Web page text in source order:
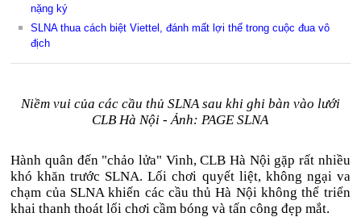
nặng ký
SLNA thua cách biệt Viettel, đánh mất lợi thế trong cuộc đua vô
địch
Niềm vui của các cầu thủ SLNA sau khi ghi bàn vào lưới
CLB Hà Nội - Ảnh: PAGE SLNA
Hành quân đến "chảo lửa" Vinh, CLB Hà Nội gặp rất nhiều
khó khăn trước SLNA. Lối chơi quyết liệt, không ngại va
chạm của SLNA khiến các cầu thủ Hà Nội không thể triển
khai thanh thoát lối chơi cầm bóng và tấn công đẹp mắt.